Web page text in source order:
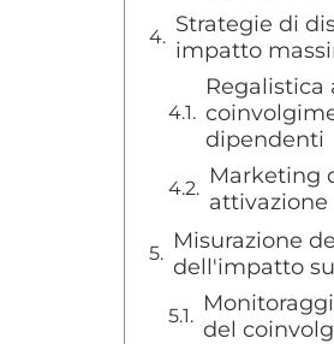
Strategie di
impatto
Regalistica
dipendenti
Marketing
Misurazione
dell'impatto
del